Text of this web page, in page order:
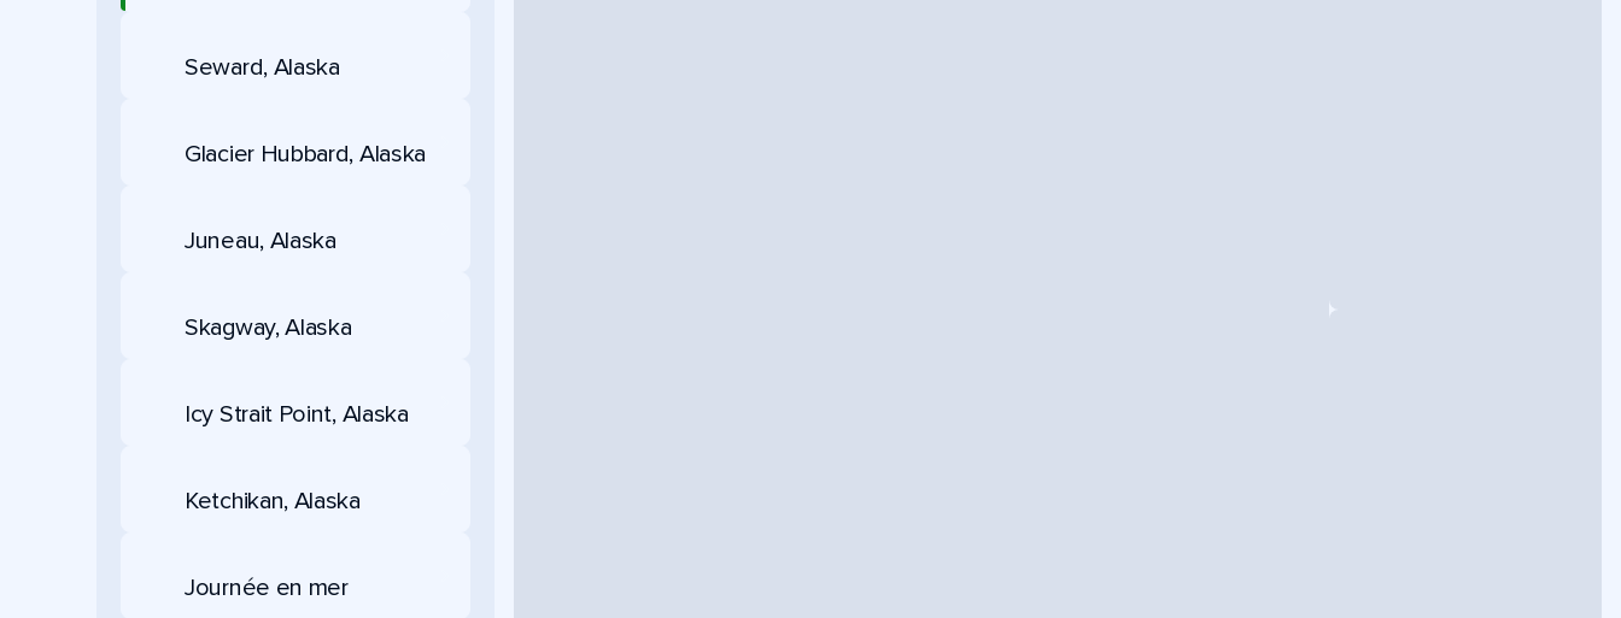
Seward, Alaska
Glacier Hubbard, Alaska
Juneau, Alaska
Skagway, Alaska
Icy Strait Point, Alaska
Ketchikan, Alaska
Journée en mer